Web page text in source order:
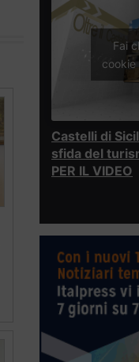
Fai
Castelli di
sfida del
PER IL VIDEO